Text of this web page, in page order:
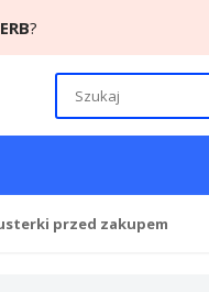
?
przed zakupem